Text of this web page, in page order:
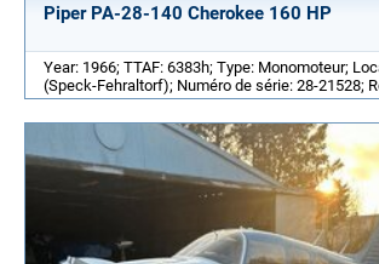
Piper PA-28-140 Cherokee 160 HP
Year: 1966; TTAF: 6383h; Type: Monomoteur;
(Speck-Fehraltorf); Numéro de série: 28-21528;